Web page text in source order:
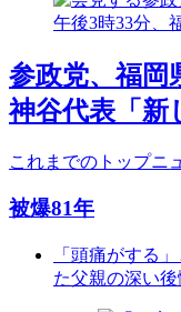
参政党、福
神谷代表「新
これまでのトップニ
被爆81年
「頭痛がする
た父親の深い後